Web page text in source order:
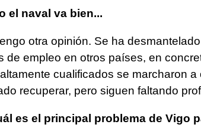
el naval va bien...
otra opinión. Se ha
de empleo en otros países, en
cualificados se marcharon
recuperar, pero siguen faltando
es el principal problema de Vigo